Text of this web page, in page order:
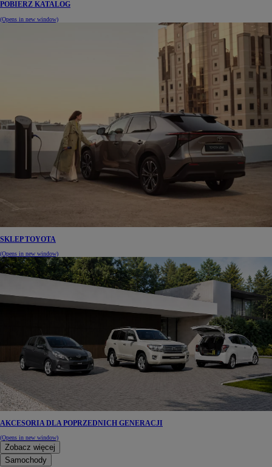
POBIERZ KATALOG
(Opens in new window)
SKLEP TOYOTA
(Opens in new window)
AKCESORIA DLA POPRZEDNICH GENERACJI
(Opens in new window)
Zobacz więcej
Samochody